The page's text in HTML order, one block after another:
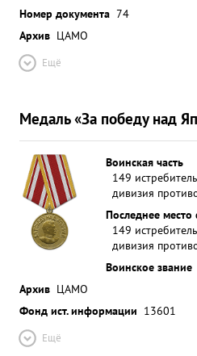
Номер документа 74
Архив ЦАМО
Ещё
Медаль «За победу над
Воинская часть
149
дивизия
Последнее
149
дивизия
Воинское звание
Архив ЦАМО
Фонд ист. информации 13601
Ещё